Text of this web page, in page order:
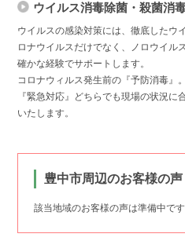
ウイルス消毒除菌・殺菌消
ウイルスの感染対策には、徹底したウ
ロナウイルスだけでなく、ノロウイル
確かな経験でサポートします。
コロナウィルス発生前の『予防消毒』
『緊急対応』どちらでも現場の状況
いたします。
豊中市周辺のお客様の声
該当地域のお客様の声は準備中です